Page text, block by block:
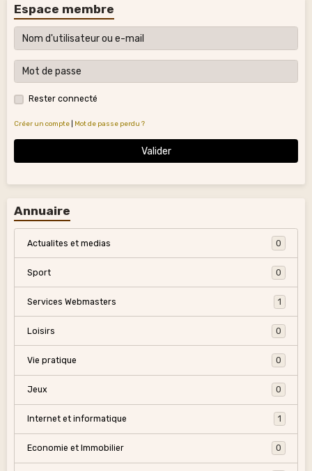
Espace membre
Rester connecté
Créer un compte Mot de passe perdu ?
Valider
Annuaire
Actualites et medias 0
Sport 0
Services Webmasters 1
Loisirs 0
Vie pratique 0
Jeux 0
Internet et informatique 1
Economie et Immobilier 0